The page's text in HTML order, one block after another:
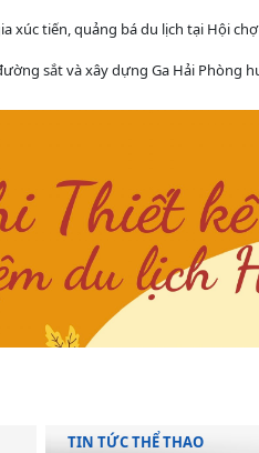
xúc tiến, quảng bá du lịch tại Hội
sắt và xây dựng Ga Hải Phòng
TIN TỨC THỂ THAO